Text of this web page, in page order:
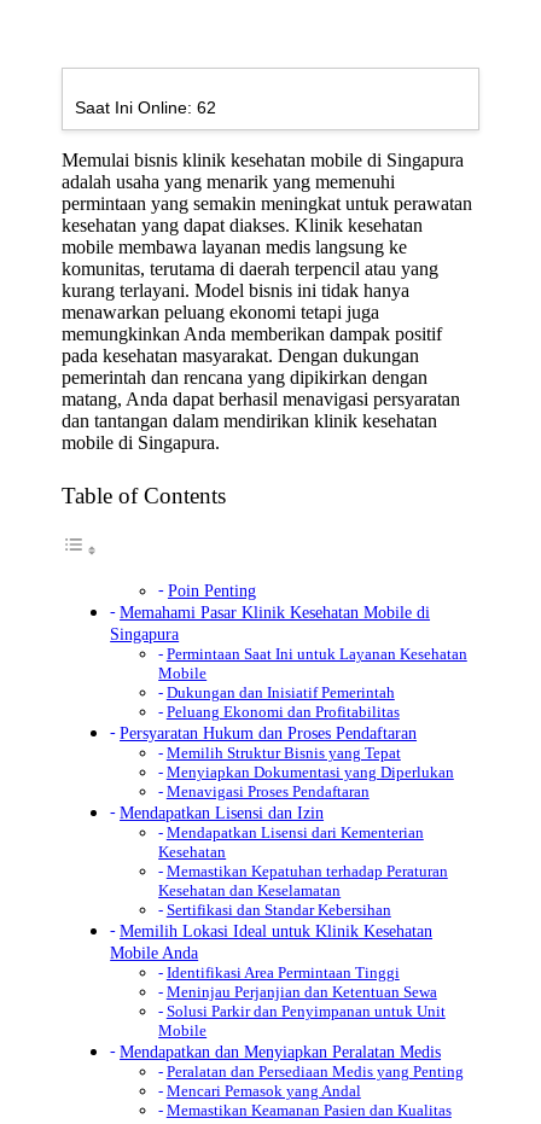
Saat Ini Online:62
Memulai bisnis klinik kesehatan mobile di Singapura
adalah usaha yang menarik yang memenuhi
permintaan yang semakin meningkat untuk perawatan
kesehatan yang dapat diakses. Klinik kesehatan
mobile membawa layanan medis langsung ke
komunitas, terutama di daerah terpencil atau yang
kurang terlayani. Model bisnis ini tidak hanya
menawarkan peluang ekonomi tetapi juga
memungkinkan Anda memberikan dampak positif
pada kesehatan masyarakat. Dengan dukungan
pemerintah dan rencana yang dipikirkan dengan
matang, Anda dapat berhasil menavigasi persyaratan
dan tantangan dalam mendirikan klinik kesehatan
mobile di Singapura.
Table of Contents
Poin Penting
Memahami Pasar Klinik Kesehatan Mobile di
Singapura
Permintaan Saat Ini untuk Layanan Kesehatan
Mobile
Dukungan dan Inisiatif Pemerintah
Peluang Ekonomi dan Profitabilitas
Persyaratan Hukum dan Proses Pendaftaran
Memilih Struktur Bisnis yang Tepat
Menyiapkan Dokumentasi yang Diperlukan
Menavigasi Proses Pendaftaran
Mendapatkan Lisensi dan Izin
Mendapatkan Lisensi dari Kementerian
Kesehatan
Memastikan Kepatuhan terhadap Peraturan
Kesehatan dan Keselamatan
Sertifikasi dan Standar Kebersihan
Memilih Lokasi Ideal untuk Klinik Kesehatan
Mobile Anda
Identifikasi Area Permintaan Tinggi
Meninjau Perjanjian dan Ketentuan Sewa
Solusi Parkir dan Penyimpanan untuk Unit
Mobile
Mendapatkan dan Menyiapkan Peralatan Medis
Peralatan dan Persediaan Medis yang Penting
Mencari Pemasok yang Andal
Memastikan Keamanan Pasien dan Kualitas